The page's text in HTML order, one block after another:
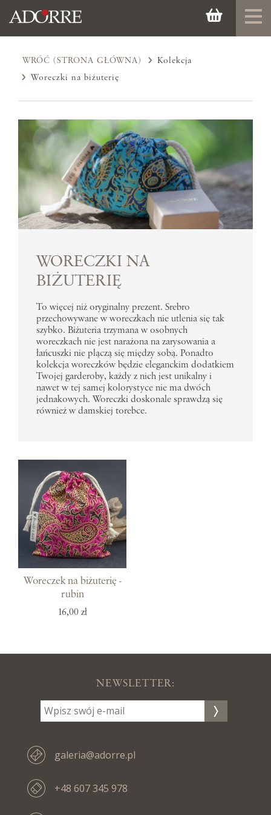
WRÓĆ (STRONA GŁÓWNA)
Kolekcja
Woreczki na biżuterię
WORECZKI NA
BIŻUTERIĘ
To więcej niż oryginalny prezent. Srebro
przechowywane w woreczkach nie utlenia się tak
szybko. Biżuteria trzymana w osobnych
woreczkach nie jest narażona na zarysowania a
łańcuszki nie plączą się między sobą. Ponadto
kolekcja woreczków będzie eleganckim dodatkiem
Twojej garderoby, każdy z nich jest unikalny i
nawet w tej samej kolorystyce nie ma dwóch
jednakowych. Woreczki doskonale sprawdzą się
również w damskiej torebce.
Woreczek na biżuterię -
rubin
16,00 zł
NEWSLETTER:
galeria@adorre.pl
+48 607 345 978